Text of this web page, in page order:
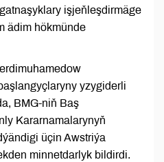
işjeňleşdirmäge
ädim hökmünde
yzygiderli
BMG-niň Baş
Kararnamalarynyň
üçin Awstriýa
minnetdarlyk bildirdi.